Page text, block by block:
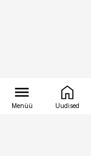
Menüü Uudised